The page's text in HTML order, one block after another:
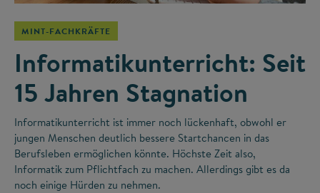
MINT-FACHKRÄFTE
Informatikunterricht: Seit
15 Jahren Stagnation
Informatikunterricht ist immer noch lückenhaft, obwohl er
jungen Menschen deutlich bessere Startchancen in das
Berufsleben ermöglichen könnte. Höchste Zeit also,
Informatik zum Pflichtfach zu machen. Allerdings gibt es da
noch einige Hürden zu nehmen.